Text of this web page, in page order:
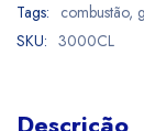
Tags: combustão,
SKU: 3000CL